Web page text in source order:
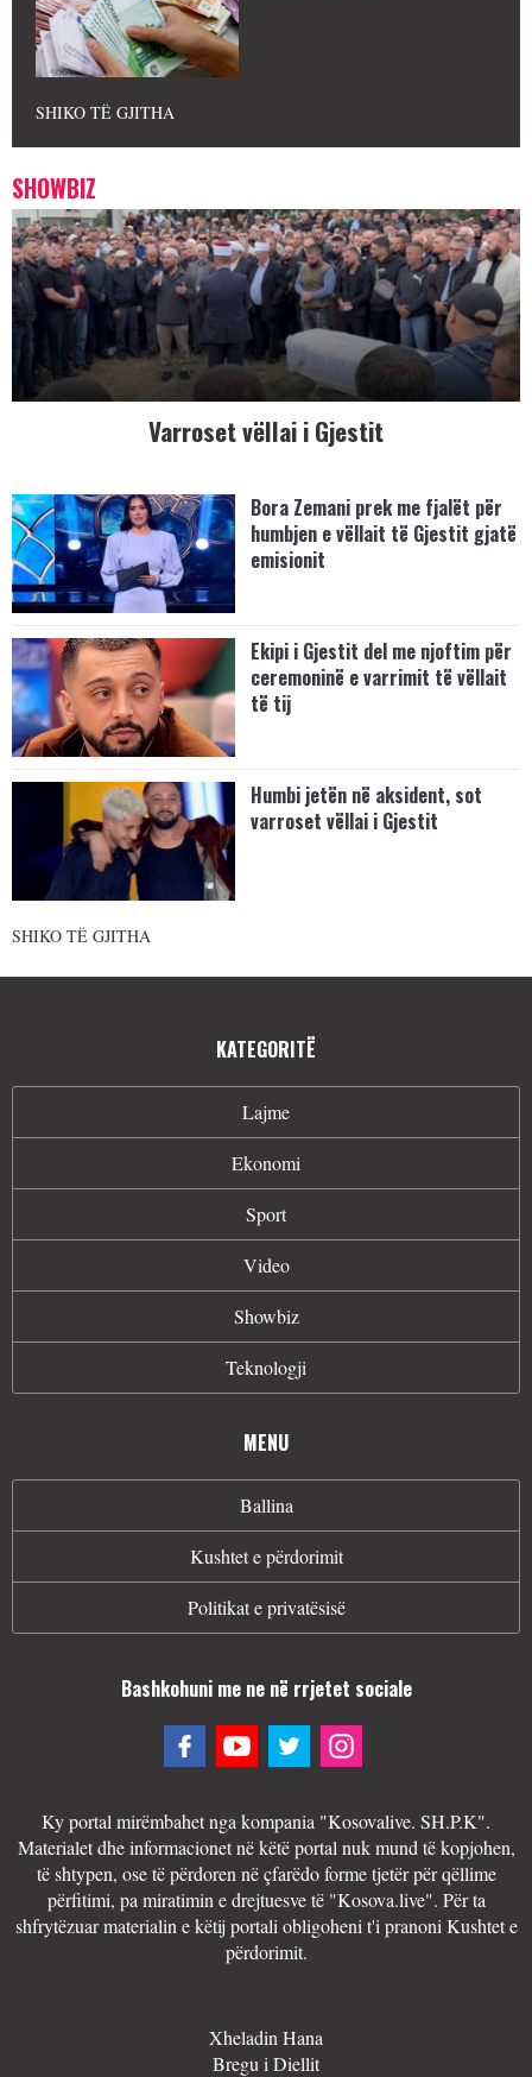
SHIKO TË GJITHA
SHOWBIZ
Varroset vëllai i Gjestit
Bora Zemani prek me fjalët për
humbjen e vëllait të Gjestit gjatë
emisionit
Ekipi i Gjestit del me njoftim për
ceremoninë e varrimit të vëllait
të tij
Humbi jetën në aksident, sot
varroset vëllai i Gjestit
SHIKO TË GJITHA
KATEGORITË
Lajme
Ekonomi
Sport
Video
Showbiz
Teknologji
MENU
Ballina
Kushtet e përdorimit
Politikat e privatësisë
Bashkohuni me ne në rrjetet sociale
Ky portal mirëmbahet nga kompania "Kosovalive. SH.P.K".
Materialet dhe informacionet në këtë portal nuk mund të kopjohen,
të shtypen, ose të përdoren në çfarëdo forme tjetër për qëllime
përfitimi, pa miratimin e drejtuesve të "Kosova.live". Për ta
shfrytëzuar materialin e këtij portali obligoheni t'i pranoni Kushtet e
përdorimit.
Xheladin Hana
Bregu i Diellit